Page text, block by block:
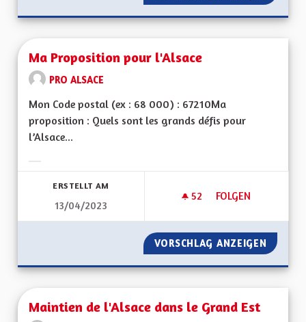
Ma Proposition pour l'Alsace
PRO ALSACE
Mon Code postal (ex : 68 000) : 67210Ma
proposition : Quels sont les grands défis pour
l’Alsace...
ERSTELLT AM
13/04/2023
52 52 FOLLOWER
FOLGEN
MA PROPOSITION
VORSCHLAG ANZEIGEN MA
Maintien de l'Alsace dans le Grand Est